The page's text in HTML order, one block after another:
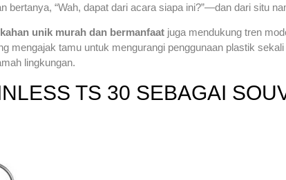
bertanya, “Wah, dapat dari acara siapa ini?”—dan dari situ
unik murah dan bermanfaat juga mendukung tren
mengajak tamu untuk mengurangi penggunaan plastik
lingkungan.
TS 30 SEBAGAI